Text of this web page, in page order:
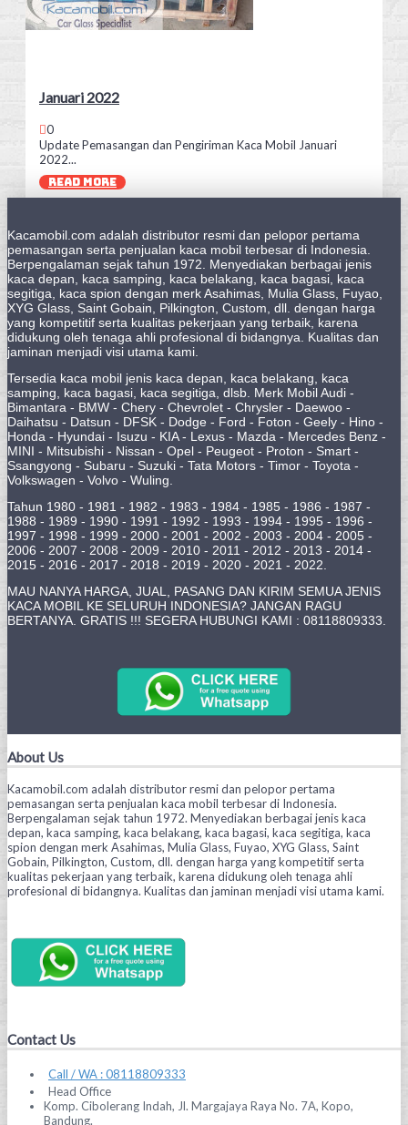
Januari 2022
0
Update Pemasangan dan Pengiriman Kaca Mobil Januari
2022...
READ MORE
Kacamobil.com adalah distributor resmi dan pelopor pertama
pemasangan serta penjualan kaca mobil terbesar di Indonesia.
Berpengalaman sejak tahun 1972. Menyediakan berbagai jenis
kaca depan, kaca samping, kaca belakang, kaca bagasi, kaca
segitiga, kaca spion dengan merk Asahimas, Mulia Glass, Fuyao,
XYG Glass, Saint Gobain, Pilkington, Custom, dll. dengan harga
yang kompetitif serta kualitas pekerjaan yang terbaik, karena
didukung oleh tenaga ahli profesional di bidangnya. Kualitas dan
jaminan menjadi visi utama kami.
Tersedia kaca mobil jenis kaca depan, kaca belakang, kaca
samping, kaca bagasi, kaca segitiga, dlsb. Merk Mobil Audi -
Bimantara - BMW - Chery - Chevrolet - Chrysler - Daewoo -
Daihatsu - Datsun - DFSK - Dodge - Ford - Foton - Geely - Hino -
Honda - Hyundai - Isuzu - KIA - Lexus - Mazda - Mercedes Benz -
MINI - Mitsubishi - Nissan - Opel - Peugeot - Proton - Smart -
Ssangyong - Subaru - Suzuki - Tata Motors - Timor - Toyota -
Volkswagen - Volvo - Wuling.
Tahun 1980 - 1981 - 1982 - 1983 - 1984 - 1985 - 1986 - 1987 -
1988 - 1989 - 1990 - 1991 - 1992 - 1993 - 1994 - 1995 - 1996 -
1997 - 1998 - 1999 - 2000 - 2001 - 2002 - 2003 - 2004 - 2005 -
2006 - 2007 - 2008 - 2009 - 2010 - 2011 - 2012 - 2013 - 2014 -
2015 - 2016 - 2017 - 2018 - 2019 - 2020 - 2021 - 2022.
MAU NANYA HARGA, JUAL, PASANG DAN KIRIM SEMUA JENIS
KACA MOBIL KE SELURUH INDONESIA? JANGAN RAGU
BERTANYA. GRATIS !!! SEGERA HUBUNGI KAMI : 08118809333.
About Us
Kacamobil.com adalah distributor resmi dan pelopor pertama
pemasangan serta penjualan kaca mobil terbesar di Indonesia.
Berpengalaman sejak tahun 1972. Menyediakan berbagai jenis kaca
depan, kaca samping, kaca belakang, kaca bagasi, kaca segitiga, kaca
spion dengan merk Asahimas, Mulia Glass, Fuyao, XYG Glass, Saint
Gobain, Pilkington, Custom, dll. dengan harga yang kompetitif serta
kualitas pekerjaan yang terbaik, karena didukung oleh tenaga ahli
profesional di bidangnya. Kualitas dan jaminan menjadi visi utama kami.
Contact Us
Call / WA : 08118809333
Head Office
Komp. Cibolerang Indah, Jl. Margajaya Raya No. 7A, Kopo,
Bandung.